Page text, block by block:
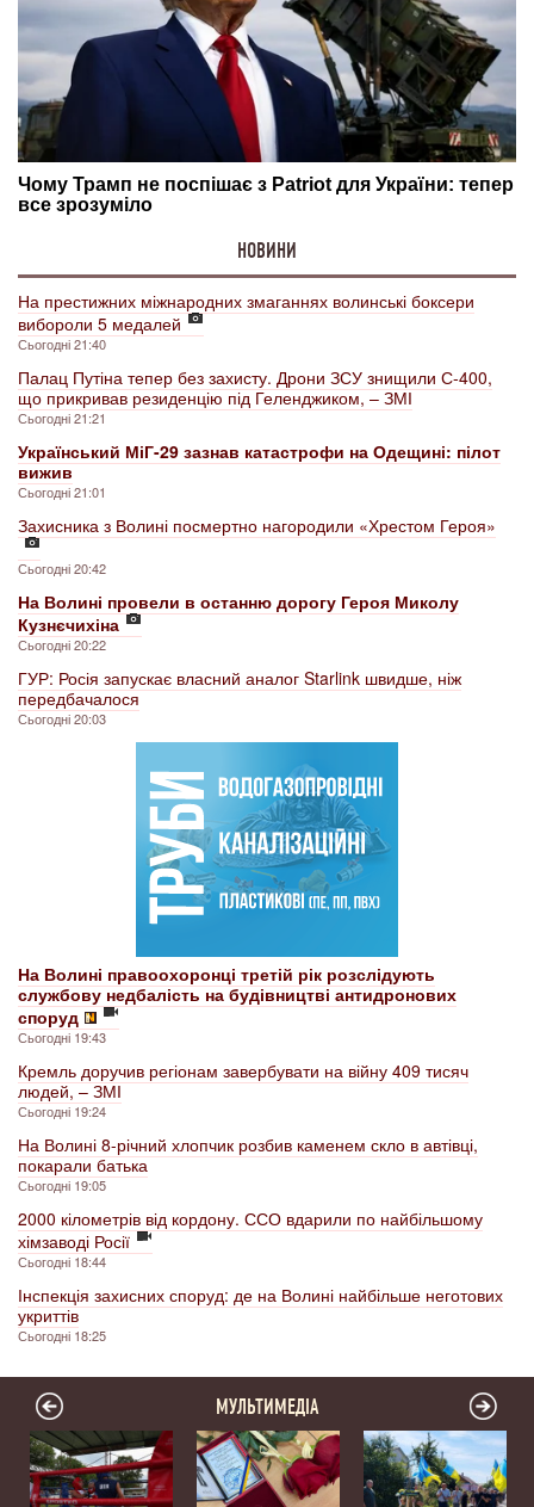
НОВИНИ
На престижних міжнародних змаганнях волинські боксери
вибороли 5 медалей
Сьогодні 21:40
Палац Путіна тепер без захисту. Дрони ЗСУ знищили С-400,
що прикривав резиденцію під Геленджиком, – ЗМІ
Сьогодні 21:21
Український МіГ-29 зазнав катастрофи на Одещині: пілот
вижив
Сьогодні 21:01
Захисника з Волині посмертно нагородили «Хрестом Героя»
Сьогодні 20:42
На Волині провели в останню дорогу Героя Миколу
Кузнєчихіна
Сьогодні 20:22
ГУР: Росія запускає власний аналог Starlink швидше, ніж
передбачалося
Сьогодні 20:03
На Волині правоохоронці третій рік розслідують
службову недбалість на будівництві антидронових
споруд
Сьогодні 19:43
Кремль доручив регіонам завербувати на війну 409 тисяч
людей, – ЗМІ
Сьогодні 19:24
На Волині 8-річний хлопчик розбив каменем скло в автівці,
покарали батька
Сьогодні 19:05
2000 кілометрів від кордону. ССО вдарили по найбільшому
хімзаводі Росії
Сьогодні 18:44
Інспекція захисних споруд: де на Волині найбільше неготових
укриттів
Сьогодні 18:25
МУЛЬТИМЕДІА